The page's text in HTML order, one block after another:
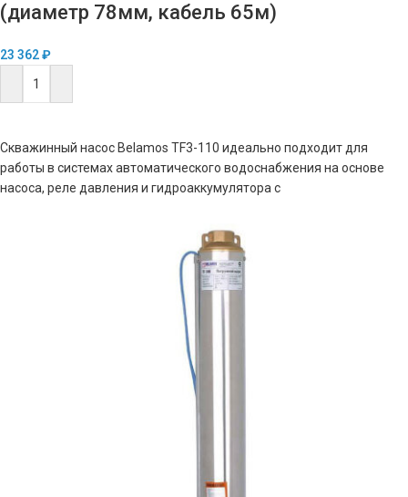
(диаметр 78мм, кабель 65м)
23 362₽
Скважинный насос Belamos TF3-110 идеально подходит для
работы в системах автоматического водоснабжения на основе
насоса, реле давления и гидроаккумулятора с